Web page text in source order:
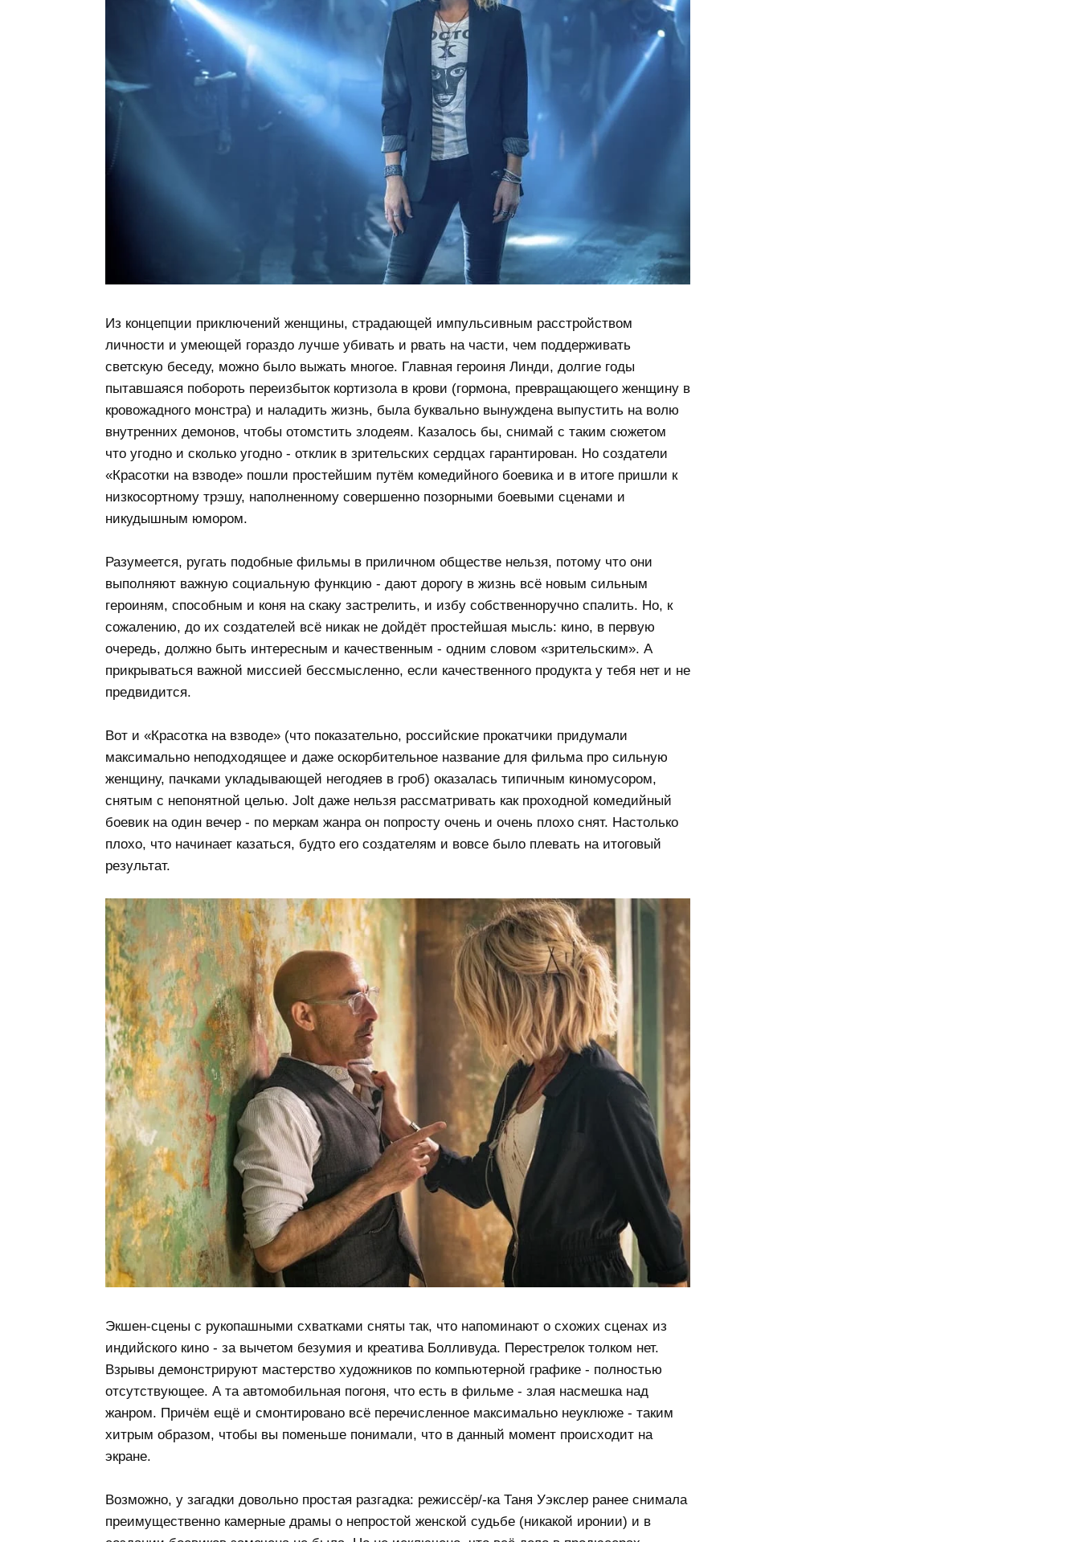
Из концепции приключений женщины, страдающей импульсивным расстройством
личности и умеющей гораздо лучше убивать и рвать на части, чем поддерживать
светскую беседу, можно было выжать многое. Главная героиня Линди, долгие годы
пытавшаяся побороть переизбыток кортизола в крови (гормона, превращающего женщину в
кровожадного монстра) и наладить жизнь, была буквально вынуждена выпустить на волю
внутренних демонов, чтобы отомстить злодеям. Казалось бы, снимай с таким сюжетом
что угодно и сколько угодно - отклик в зрительских сердцах гарантирован. Но создатели
«Красотки на взводе» пошли простейшим путём комедийного боевика и в итоге пришли к
низкосортному трэшу, наполненному совершенно позорными боевыми сценами и
никудышным юмором.
Разумеется, ругать подобные фильмы в приличном обществе нельзя, потому что они
выполняют важную социальную функцию - дают дорогу в жизнь всё новым сильным
героиням, способным и коня на скаку застрелить, и избу собственноручно спалить. Но, к
сожалению, до их создателей всё никак не дойдёт простейшая мысль: кино, в первую
очередь, должно быть интересным и качественным - одним словом «зрительским». А
прикрываться важной миссией бессмысленно, если качественного продукта у тебя нет и не
предвидится.
Вот и «Красотка на взводе» (что показательно, российские прокатчики придумали
максимально неподходящее и даже оскорбительное название для фильма про сильную
женщину, пачками укладывающей негодяев в гроб) оказалась типичным киномусором,
снятым с непонятной целью. Jolt даже нельзя рассматривать как проходной комедийный
боевик на один вечер - по меркам жанра он попросту очень и очень плохо снят. Настолько
плохо, что начинает казаться, будто его создателям и вовсе было плевать на итоговый
результат.
Экшен-сцены с рукопашными схватками сняты так, что напоминают о схожих сценах из
индийского кино - за вычетом безумия и креатива Болливуда. Перестрелок толком нет.
Взрывы демонстрируют мастерство художников по компьютерной графике - полностью
отсутствующее. А та автомобильная погоня, что есть в фильме - злая насмешка над
жанром. Причём ещё и смонтировано всё перечисленное максимально неуклюже - таким
хитрым образом, чтобы вы поменьше понимали, что в данный момент происходит на
экране.
Возможно, у загадки довольно простая разгадка: режиссёр/-ка Таня Уэкслер ранее снимала
преимущественно камерные драмы о непростой женской судьбе (никакой иронии) и в